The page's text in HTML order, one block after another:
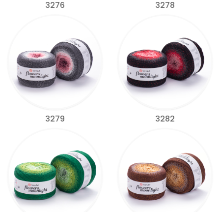
3276 3278
3279 3282